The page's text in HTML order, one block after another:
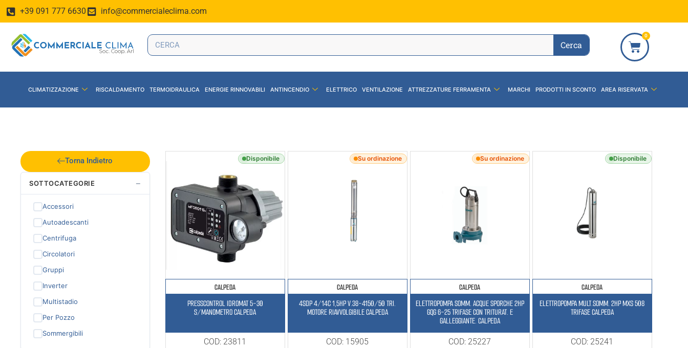
+39 091 777 6630 info@commercialeclima.com
Cerca
0
CLIMATIZZAZIONE RISCALDAMENTO TERMOIDRAULICA ENERGIE RINNOVABILI ANTINCENDIO ELETTRICO VENTILAZIONE ATTREZZATURE FERRAMENTA MARCHI PRODOTTI IN SCONTO AREA RISERVATA
Torna Indietro
SOTTOCATEGORIE −
Accessori
Autoadescanti
Centrifuga
Circolatori
Gruppi
Inverter
Multistadio
Per Pozzo
Sommergibili
Disponibile
CALPEDA
PRESSCONTROL IDROMAT 5-30
S/MANOMETRO CALPEDA
COD: 23811
Su ordinazione
CALPEDA
4SDP 4/14C 1,5HP V.38-4150/50 TRI.
MOTORE RIAVVOLGIBILE CALPEDA
COD: 15905
Su ordinazione
CALPEDA
ELETTROPOMPA SOMM. ACQUE SPORCHE 2HP
GQG 6-25 TRIFASE CON TRITURAT. E
GALLEGGIANTE. CALPEDA
COD: 25227
Disponibile
CALPEDA
ELETTROPOMPA MULT.SOMM. 2HP MXS 508
TRIFASE CALPEDA
COD: 25241